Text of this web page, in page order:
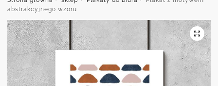
abstrakcyjnego wzoru